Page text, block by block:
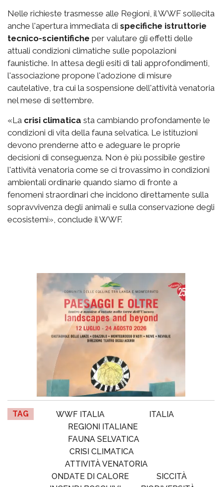
Nelle richieste trasmesse alle Regioni, il WWF sollecita
anche l'apertura immediata di specifiche istruttorie
tecnico-scientifiche per valutare gli effetti delle
attuali condizioni climatiche sulle popolazioni
faunistiche. In attesa degli esiti di tali approfondimenti,
l'associazione propone l'adozione di misure
cautelative, tra cui la sospensione dell'attività venatoria
nel mese di settembre.
«La crisi climatica sta cambiando profondamente le
condizioni di vita della fauna selvatica. Le istituzioni
devono prenderne atto e adeguare le proprie
decisioni di conseguenza. Non è più possibile gestire
l'attività venatoria come se ci trovassimo in condizioni
ambientali ordinarie quando siamo di fronte a
fenomeni straordinari che incidono direttamente sulla
sopravvivenza degli animali e sulla conservazione degli
ecosistemi», conclude il WWF.
TAG WWF ITALIA
ITALIA
REGIONI ITALIANE
FAUNA SELVATICA
CRISI CLIMATICA
ATTIVITÀ VENATORIA
ONDATE DI CALORE
SICCITÀ